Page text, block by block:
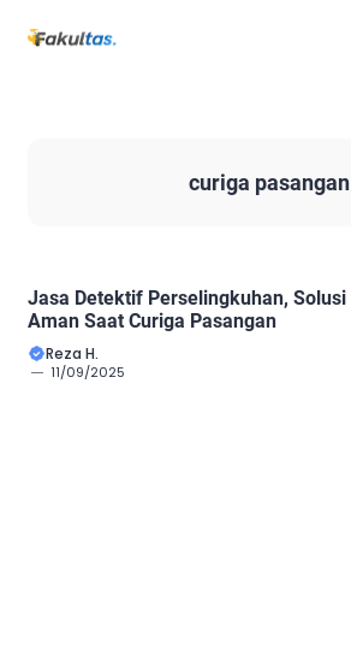
curiga pasangan
Jasa Detektif Perselingkuhan, Solusi
Aman Saat Curiga Pasangan
Reza H.
11/09/2025